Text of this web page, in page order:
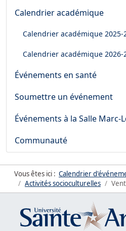
Calendrier académique
Calendrier académique 2025-
Calendrier académique 2026-
Événements en santé
Soumettre un événement
Événements à la Salle Marc-
Communauté
Vous êtes ici : Calendrier
Activités socioculturelles